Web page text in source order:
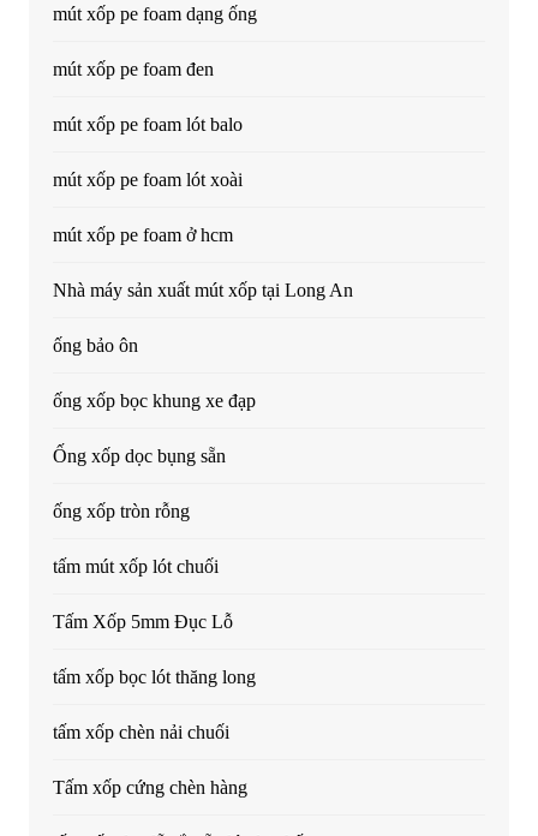
mút xốp pe foam dạng ống
mút xốp pe foam đen
mút xốp pe foam lót balo
mút xốp pe foam lót xoài
mút xốp pe foam ở hcm
Nhà máy sản xuất mút xốp tại Long An
ống bảo ôn
ống xốp bọc khung xe đạp
Ống xốp dọc bụng sẵn
ống xốp tròn rỗng
tấm mút xốp lót chuối
Tấm Xốp 5mm Đục Lỗ
tấm xốp bọc lót thăng long
tấm xốp chèn nải chuối
Tấm xốp cứng chèn hàng